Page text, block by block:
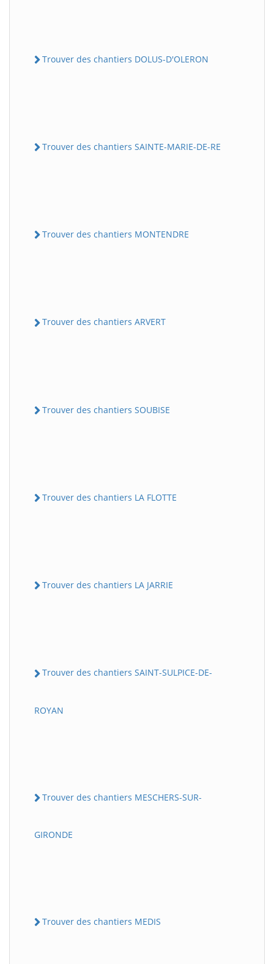
Trouver des chantiers DOLUS-D'OLERON
Trouver des chantiers SAINTE-MARIE-DE-RE
Trouver des chantiers MONTENDRE
Trouver des chantiers ARVERT
Trouver des chantiers SOUBISE
Trouver des chantiers LA FLOTTE
Trouver des chantiers LA JARRIE
Trouver des chantiers SAINT-SULPICE-DE-
ROYAN
Trouver des chantiers MESCHERS-SUR-
GIRONDE
Trouver des chantiers MEDIS